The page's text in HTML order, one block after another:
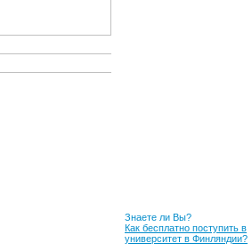
Знаете ли Вы?
Как бесплатно поступить в
университет в Финляндии?